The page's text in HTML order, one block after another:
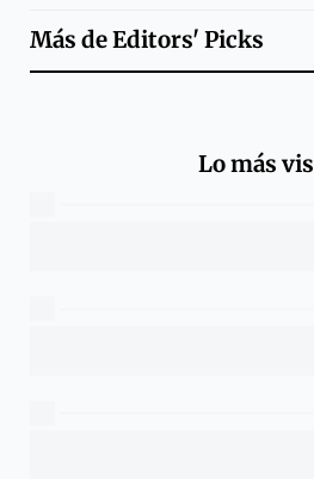
Más deEditors' Picks
Lo más